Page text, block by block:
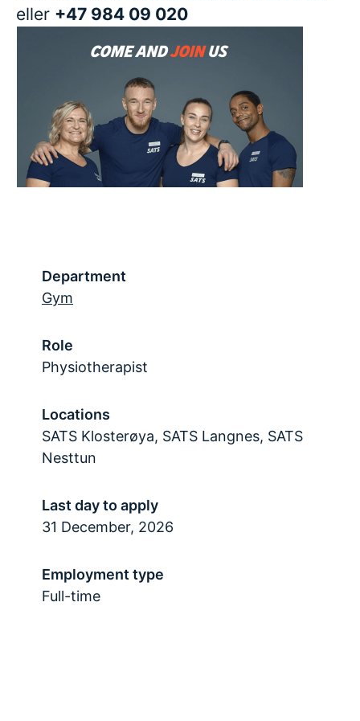
eller +47 984 09 020
Department
Gym
Role
Physiotherapist
Locations
SATS Klosterøya, SATS Langnes, SATS
Nesttun
Last day to apply
31 December, 2026
Employment type
Full-time